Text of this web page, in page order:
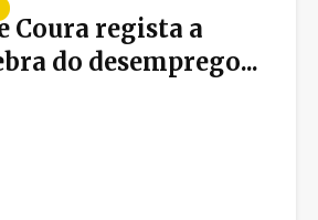
Coura regista a
do desemprego...